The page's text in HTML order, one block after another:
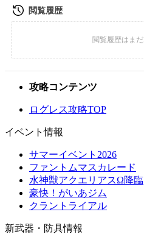
攻略コンテンツ
ログレス攻略TOP
イベント情報
サマーイベント2026
ファントムマスカレード
水神獣アクエリアスΩ降臨
豪快！がいあジム
クラントライアル
新武器・防具情報